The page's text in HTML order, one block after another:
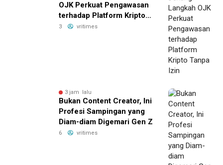
OJK Perkuat Pengawasan
terhadap Platform Kripto
Tanpa Izin
3 vritimes
3 jam lalu
Bukan Content Creator, Ini
Profesi Sampingan yang
Diam-diam Digemari Gen Z
6 vritimes